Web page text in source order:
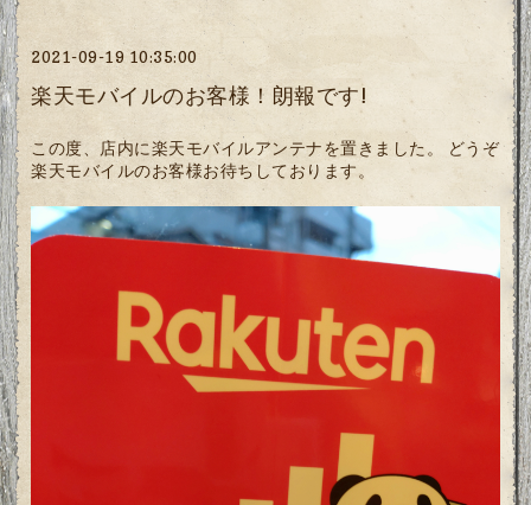
2021-09-19 10:35:00
楽天モバイルのお客様！朗報です!
この度、店内に楽天モバイルアンテナを置きました。 どうぞ
楽天モバイルのお客様お待ちしております。